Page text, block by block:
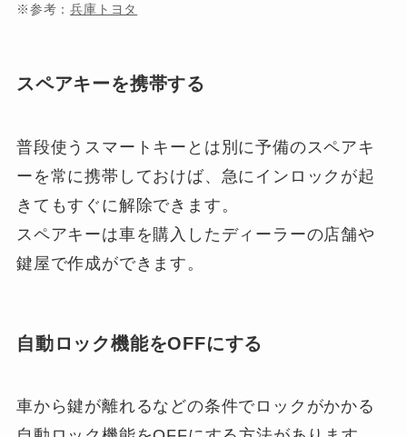
※参考：兵庫トヨタ
スペアキーを携帯する
普段使うスマートキーとは別に予備のスペアキ
ーを常に携帯しておけば、急にインロックが起
きてもすぐに解除できます。
スペアキーは車を購入したディーラーの店舗や
鍵屋で作成ができます。
自動ロック機能をOFFにする
車から鍵が離れるなどの条件でロックがかかる